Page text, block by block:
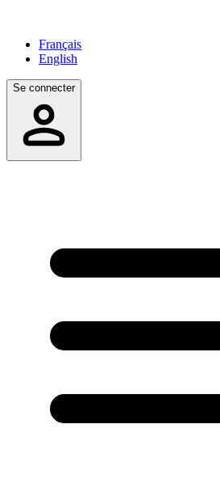
Français
English
Se connecter